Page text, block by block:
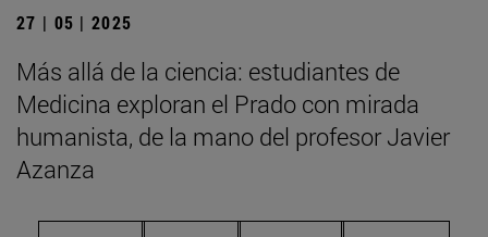
27 | 05 | 2025
Más allá de la ciencia: estudiantes de
Medicina exploran el Prado con mirada
humanista, de la mano del profesor Javier
Azanza